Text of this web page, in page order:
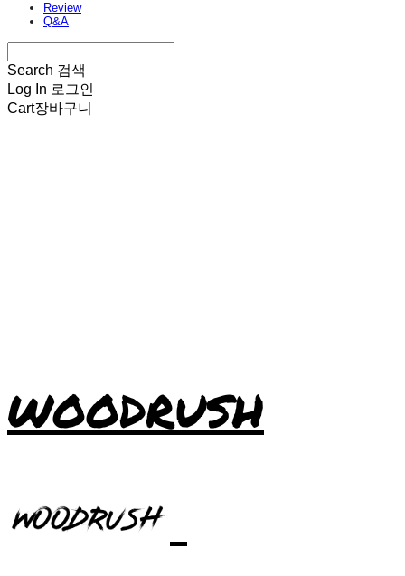
Review
Q&A
Search 검색
Log In 로그인
Cart장바구니
WOODRUSH